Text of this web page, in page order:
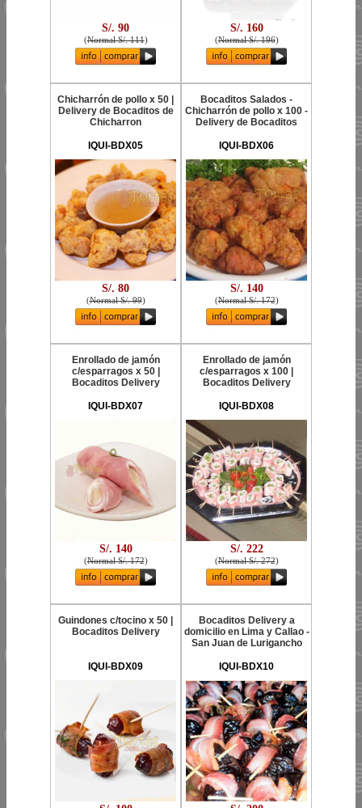
S/. 90
(Normal S/. 111)
S/. 160
(Normal S/. 196)
Chicharrón de pollo x 50 |
Delivery de Bocaditos de
Chicharron
IQUI-BDX05
S/. 80
(Normal S/. 99)
Bocaditos Salados -
Chicharrón de pollo x 100 -
Delivery de Bocaditos
IQUI-BDX06
S/. 140
(Normal S/. 172)
Enrollado de jamón
c/esparragos x 50 |
Bocaditos Delivery
IQUI-BDX07
S/. 140
(Normal S/. 172)
Enrollado de jamón
c/esparragos x 100 |
Bocaditos Delivery
IQUI-BDX08
S/. 222
(Normal S/. 272)
Guindones c/tocino x 50 |
Bocaditos Delivery
IQUI-BDX09
Bocaditos Delivery a
domicilio en Lima y Callao -
San Juan de Lurigancho
IQUI-BDX10